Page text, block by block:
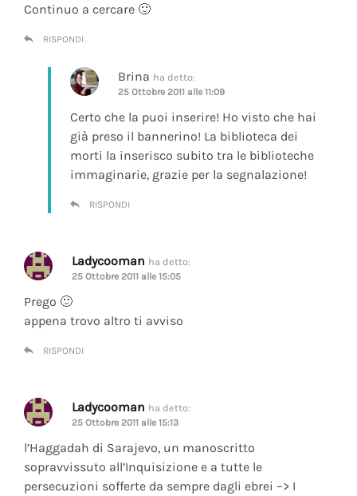
Continuo a cercare 🙂
RISPONDI
Brina ha detto:
25 Ottobre 2011 alle 11:09
Certo che la puoi inserire! Ho visto che hai
già preso il bannerino! La biblioteca dei
morti la inserisco subito tra le biblioteche
immaginarie, grazie per la segnalazione!
RISPONDI
Ladycooman ha detto:
25 Ottobre 2011 alle 15:05
Prego 🙂
appena trovo altro ti avviso
RISPONDI
Ladycooman ha detto:
25 Ottobre 2011 alle 15:13
l’Haggadah di Sarajevo, un manoscritto
sopravvissuto all’Inquisizione e a tutte le
persecuzioni sofferte da sempre dagli ebrei –> I